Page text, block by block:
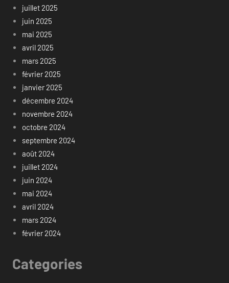
juillet 2025
juin 2025
mai 2025
avril 2025
mars 2025
février 2025
janvier 2025
décembre 2024
novembre 2024
octobre 2024
septembre 2024
août 2024
juillet 2024
juin 2024
mai 2024
avril 2024
mars 2024
février 2024
Categories